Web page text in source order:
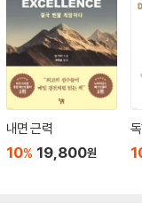
내면 근력
10% 19,800원